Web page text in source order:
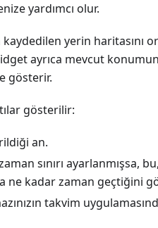
yardımcı olur.
yerin haritasını
ayrıca mevcut
gösterir.
gösterilir:
an.
sınırı ayarlanmışsa,
ne kadar zaman geçtiğini
takvim